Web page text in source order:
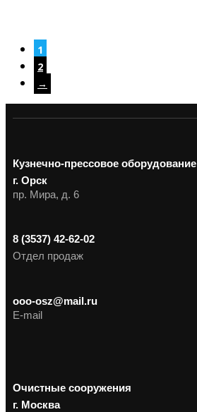
1
2
→
Кузнечно-прессовое оборудование
г. Орск
пр. Мира, д. 6
8 (3537) 42-62-02
Отдел продаж
ooo-osz@mail.ru
E-mail
Очистные сооружения
г. Москва